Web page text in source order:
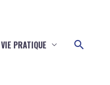
VIE PRATIQUE